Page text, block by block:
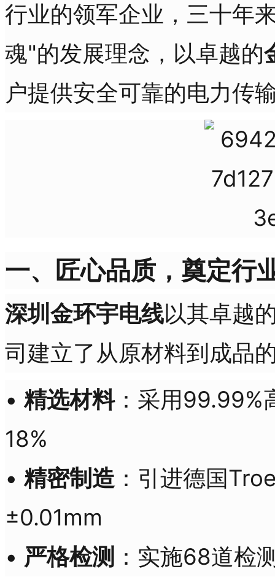
行业的领军企业，三十年
魂"的发展理念，以卓越的
户提供安全可靠的电力传
一、匠心品质，奠定行
深圳金环宇电线以其卓越
司建立了从原材料到成品
•精选材料：采用99.99%
18%
•精密制造：引进德国
±0.01mm
• 严格检测 ：实施68道检